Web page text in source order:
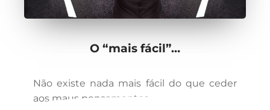
O “mais fácil”…
Não existe nada mais fácil do que ceder
aos maus pensamentos…